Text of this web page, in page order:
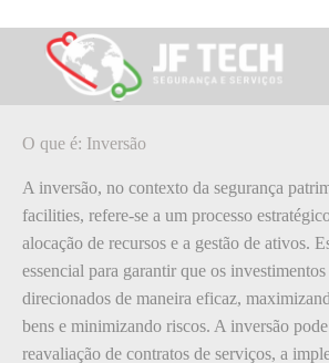
para
conteúdoO que é: Inversão
O que é: Inversão
A inversão, no contexto da segurança
facilities, refere-se a um processo
alocação de recursos e a gestão de ativos.
essencial para garantir que os
direcionados de maneira eficaz,
bens e minimizando riscos. A inversão
reavaliação de contratos de serviços, a